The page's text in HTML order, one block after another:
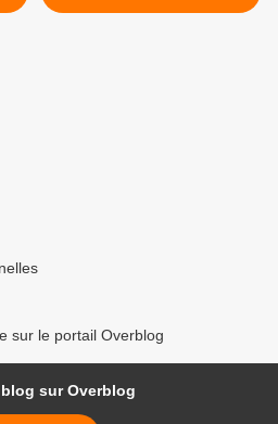
sur le portail Overblog
sur Overblog